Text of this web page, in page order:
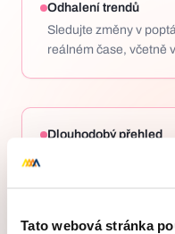
Tato webová stránka
Odhalení trendů
Sledujte změny v
reálném čase, včetně
Dlouhodobý přehled
Využití